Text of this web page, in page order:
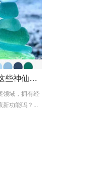
又灵感枯竭了？快进来看看这些神仙配色卡
领域，拥有经
新功能吗？...